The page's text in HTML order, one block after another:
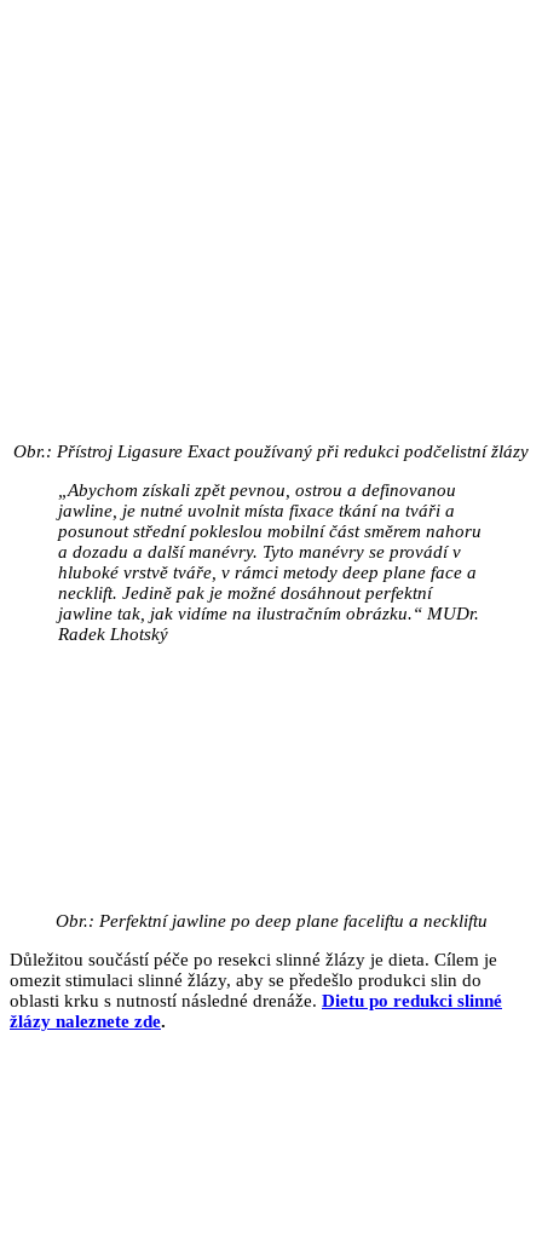
Obr.: Přístroj Ligasure Exact používaný při redukci podčelistní žlázy
„Abychom získali zpět pevnou, ostrou a definovanou
jawline, je nutné uvolnit místa fixace tkání na tváři a
posunout střední pokleslou mobilní část směrem nahoru
a dozadu a další manévry. Tyto manévry se provádí v
hluboké vrstvě tváře, v rámci metody deep plane face a
necklift. Jedině pak je možné dosáhnout perfektní
jawline tak, jak vidíme na ilustračním obrázku.“ MUDr.
Radek Lhotský
Obr.: Perfektní jawline po deep plane faceliftu a neckliftu
Důležitou součástí péče po resekci slinné žlázy je dieta. Cílem je
omezit stimulaci slinné žlázy, aby se předešlo produkci slin do
oblasti krku s nutností následné drenáže. Dietu po redukci slinné
žlázy naleznete zde.